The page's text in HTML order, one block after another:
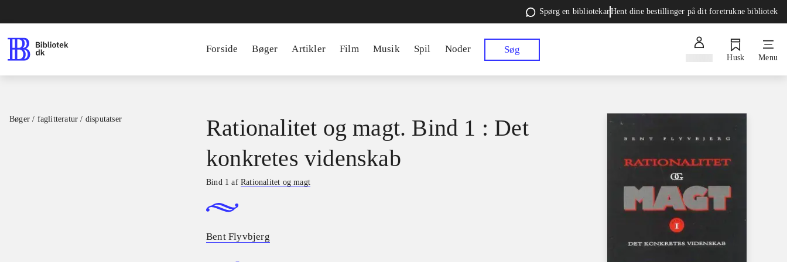
Spørg en bibliotekarHent dine bestillinger på dit foretrukne bibliotek
Forside Bøger Artikler Film Musik Spil Noder Søg
Husk Menu
Bøger / faglitteratur / disputatser
Rationalitet og magt. Bind 1 : Det
konkretes videnskab
Bind 1 afRationalitet og magt
Bent Flyvbjerg